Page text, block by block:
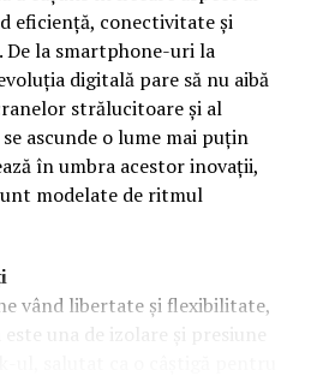
moderne ale
au pus accent pe
siguranță ale documentelor și
surselor publice de
identificarea identităților
prezentate de partenerii
în Sistemul de Informații
eficiență, conectivitate și
la smartphone-uri la
digitală pare să nu aibă
strălucitoare și al
ascunde o lume mai puțin
în umbra acestor inovații,
modelate de ritmul
vând libertate și flexibilitate,
una de izolare și presiune